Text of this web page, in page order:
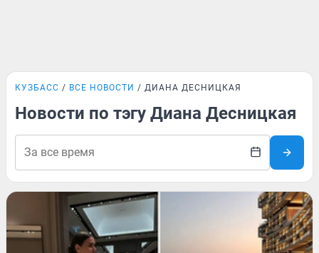
КУЗБАСС ВСЕ НОВОСТИ ДИАНА ДЕСНИЦКАЯ
Новости по тэгу Диана Десницкая